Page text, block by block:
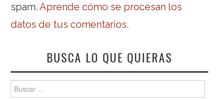
spam.Aprende cómo se procesan los
datos de tus comentarios.
BUSCA LO QUE QUIERAS
Buscar: